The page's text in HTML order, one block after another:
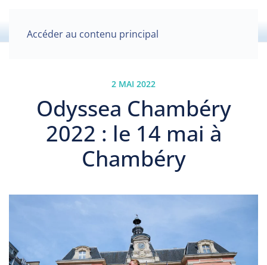
Accéder au contenu principal
2 MAI 2022
Odyssea Chambéry
2022 : le 14 mai à
Chambéry